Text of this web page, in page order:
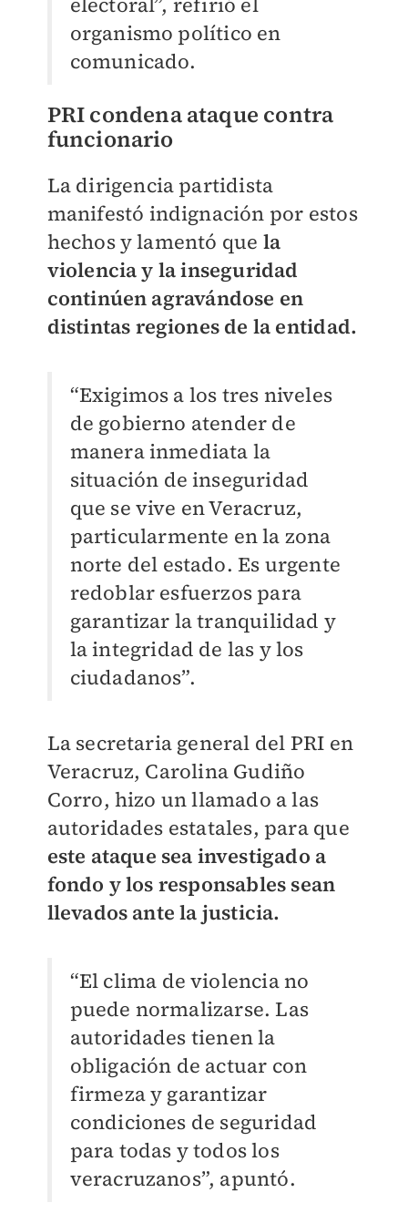
organismo político en
comunicado.
PRI condena ataque contra
funcionario
La dirigencia partidista
manifestó indignación por estos
hechos y lamentó que la
violencia y la inseguridad
continúen agravándose en
distintas regiones de la entidad.
“Exigimos a los tres niveles
de gobierno atender de
manera inmediata la
situación de inseguridad
que se vive en Veracruz,
particularmente en la zona
norte del estado. Es urgente
redoblar esfuerzos para
garantizar la tranquilidad y
la integridad de las y los
ciudadanos”.
La secretaria general del PRI en
Veracruz, Carolina Gudiño
Corro, hizo un llamado a las
autoridades estatales, para que
este ataque sea investigado a
fondo y los responsables sean
llevados ante la justicia.
“El clima de violencia no
puede normalizarse. Las
autoridades tienen la
obligación de actuar con
firmeza y garantizar
condiciones de seguridad
para todas y todos los
veracruzanos”, apuntó.